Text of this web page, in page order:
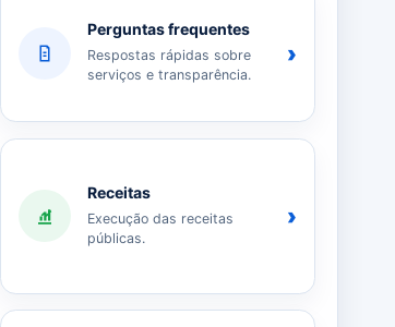
Perguntas frequentes
Respostas rápidas sobre
serviços e transparência.
›
Receitas
Execução das receitas
públicas.
›